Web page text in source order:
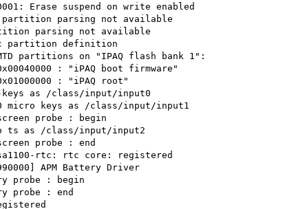
Erase suspend on write enabled
partition parsing not available
parsing not available
partition definition
partitions on "IPAQ flash bank 1":
: "iPAQ boot firmware"
: "iPAQ root"
as /class/input/input0
micro keys as /class/input/input1
probe : begin
ts as /class/input/input2
probe : end
rtc: rtc core: registered
APM Battery Driver
probe : begin
probe : end